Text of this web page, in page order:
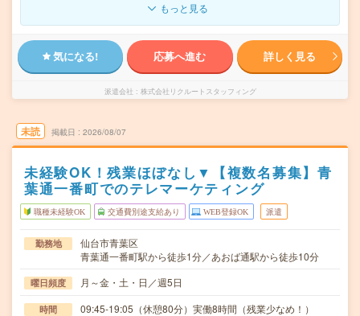
もっと見る
気になる! 応募へ進む 詳しく見る
派遣会社 株式会社リクルートスタッフィング
未読 掲載日 2026/08/07
未経験OK！残業ほぼなし▼【複数名募集】青
葉通一番町でのテレマーケティング
職種未経験OK 交通費別途支給あり WEB登録OK 派遣
勤務地
仙台市青葉区
青葉通一番町駅から徒歩1分／あおば通駅から徒歩10分
曜日頻度 月～金・土・日／週5日
時間 09:45-19:05（休憩80分）実働8時間（残業少なめ！）